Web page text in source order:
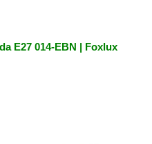
E27 014-EBN | Foxlux